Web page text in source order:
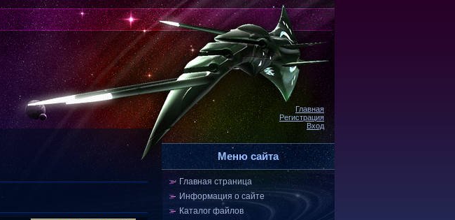
Главная
Регистрация
Вход
Меню сайта
Главная страница
Информация о сайте
Каталог файлов